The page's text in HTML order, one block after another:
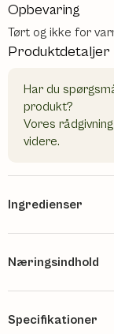
Opbevaring
Tørt og ikke for
Produktdetaljer
Har du
produkt?
Vores
videre.
Ingredienser
Næringsindhold
Specifikationer